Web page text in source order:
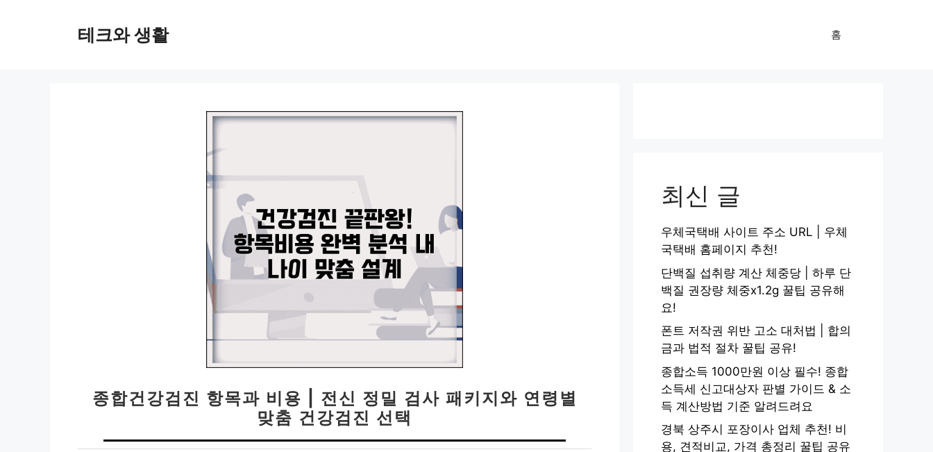
테크와 생활 홈
종합건강검진 항목과 비용 | 전신 정밀 검사 패키지와 연령별
맞춤 건강검진 선택
최신 글
우체국택배 사이트 주소 URL | 우체
국택배 홈페이지 추천!
단백질 섭취량 계산 체중당 | 하루 단
백질 권장량 체중x1.2g 꿀팁 공유해
요!
폰트 저작권 위반 고소 대처법 | 합의
금과 법적 절차 꿀팁 공유!
종합소득 1000만원 이상 필수! 종합
소득세 신고대상자 판별 가이드 & 소
득 계산방법 기준 알려드려요
경북 상주시 포장이사 업체 추천! 비
용, 견적비교, 가격 총정리 꿀팁 공유